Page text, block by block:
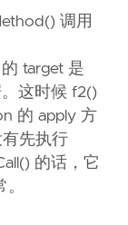
调用
target 是
这时候 f2()
的 apply 方
先执行
的话，它